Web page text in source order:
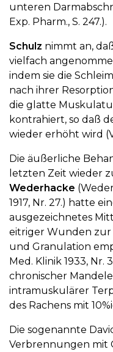
unteren
Exp. Pharm., S. 247.).
Schulz nimmt an,
vielfach
indem sie die
nach ihrer
die glatte
kontrahiert, so daß
wieder erhöht wird
Die äußerliche
letzten Zeit wieder
Wederhacke
1917, Nr. 27.) hatte
ausgezeichnetes
eitriger Wunden
und Granulation
Med. Klinik 1933, Nr.
chronischer
intramuskulärer
des Rachens mit
Die sogenannte
Verbrennungen mit